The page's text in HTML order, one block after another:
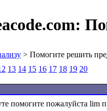
> Помогите решить
13 14 15 16 17 18 19 20